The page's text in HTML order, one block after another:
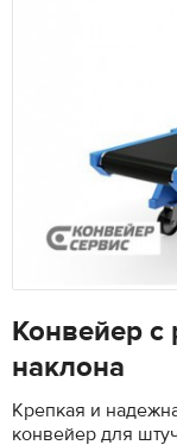
Конвейер с
наклона
Крепкая и
конвейер для